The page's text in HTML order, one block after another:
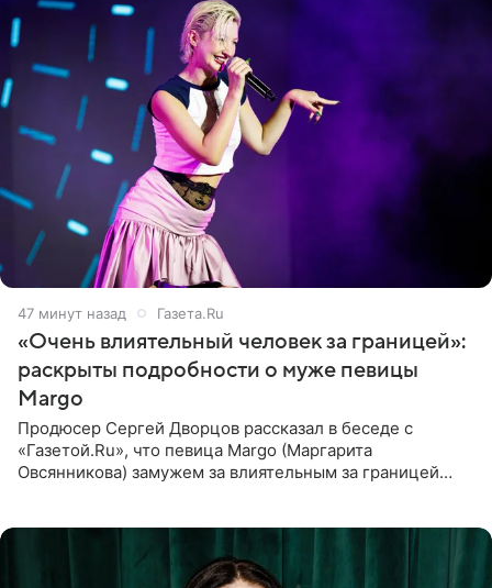
47 минут назад Газета.Ru
«Очень влиятельный человек за границей»:
раскрыты подробности о муже певицы
Margo
Продюсер Сергей Дворцов рассказал в беседе с
«Газетой.Ru», что певица Margo (Маргарита
Овсянникова) замужем за влиятельным за границей